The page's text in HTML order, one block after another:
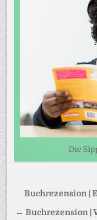
Die
Buchrezension |
← Buchrezension |